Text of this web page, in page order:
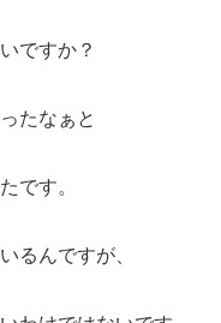
ですか？
たなぁと
です。
るんですが、